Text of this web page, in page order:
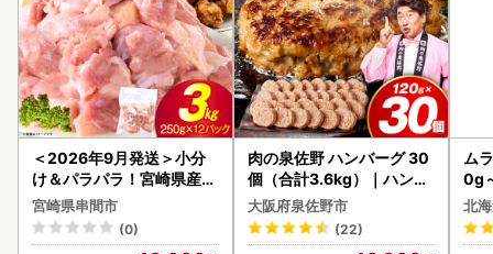
＜2026年9月発送＞小分
け＆パラパラ！宮崎県産鶏
ももカット合計3kg_K043
-009-2609
宮崎県串間市
(0)
肉の泉佐野 ハンバーグ 30
個（合計3.6kg）｜ハンバ
ーグ 訳あり 黒毛和牛×なに
わポーク
大阪府泉佐野市
(22)
ム
0g
北